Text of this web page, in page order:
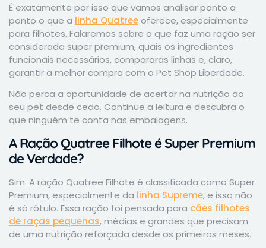
É exatamente por isso que vamos analisar ponto a
ponto o que a linha Quatree oferece, especialmente
para filhotes. Falaremos sobre o que faz uma ração ser
considerada super premium, quais os ingredientes
funcionais necessários, compararas linhas e, claro,
garantir a melhor compra com o Pet Shop Liberdade.
Não perca a oportunidade de acertar na nutrição do
seu pet desde cedo. Continue a leitura e descubra o
que ninguém te conta nas embalagens.
A Ração Quatree Filhote é Super Premium
de Verdade?
Sim. A ração Quatree Filhote é classificada como Super
Premium, especialmente da linha Supreme, e isso não
é só rótulo. Essa ração foi pensada para cães filhotes
de raças pequenas, médias e grandes que precisam
de uma nutrição reforçada desde os primeiros meses.